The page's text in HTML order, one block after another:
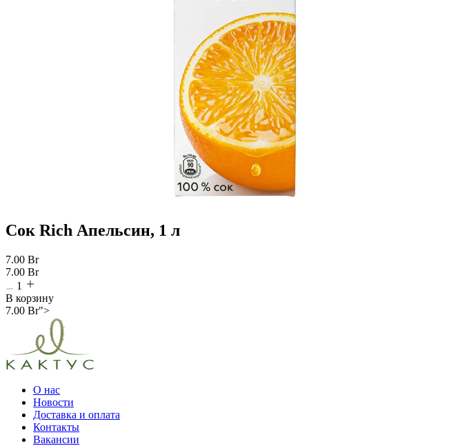
Сок Rich Апельсин, 1 л
7.00 Br
7.00 Br
1
В корзину
7.00 Br">
О нас
Новости
Доставка и оплата
Контакты
Вакансии